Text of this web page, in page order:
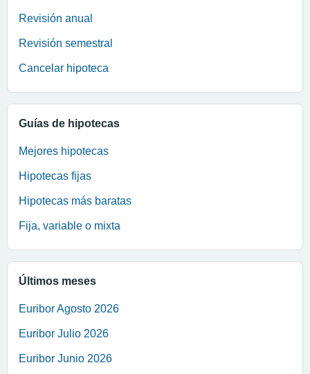
Revisión anual
Revisión semestral
Cancelar hipoteca
Guías de hipotecas
Mejores hipotecas
Hipotecas fijas
Hipotecas más baratas
Fija, variable o mixta
Últimos meses
Euribor Agosto 2026
Euribor Julio 2026
Euribor Junio 2026